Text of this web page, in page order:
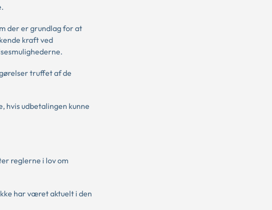
der er grundlag for at
kraft ved
truffet af de
hvis udbetalingen kunne
reglerne i lov om
har været aktuelt i den